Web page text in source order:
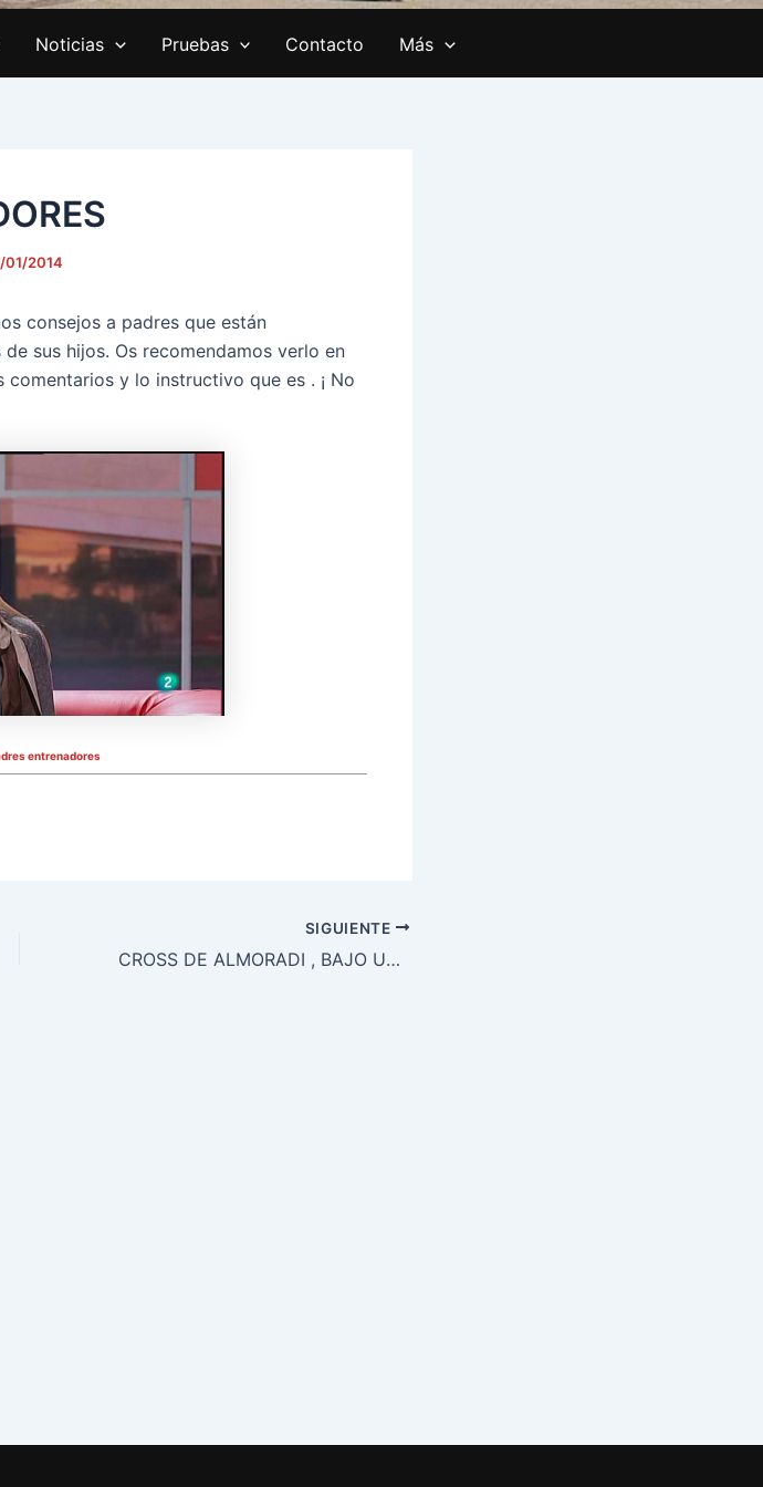
Noticias Pruebas Contacto Más
01/2014
consejos a padres que están
sus hijos. Os recomendamos verlo en
y lo instructivo que es . ¡ No
entrenadores
SIGUIENTE
CROSS DE ALMORADI , BAJO UN BUEN BARRO